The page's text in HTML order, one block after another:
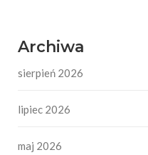
Archiwa
sierpień 2026
lipiec 2026
maj 2026